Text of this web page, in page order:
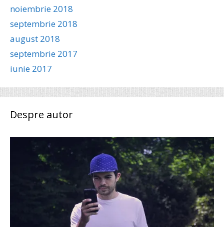
noiembrie 2018
septembrie 2018
august 2018
septembrie 2017
iunie 2017
Despre autor